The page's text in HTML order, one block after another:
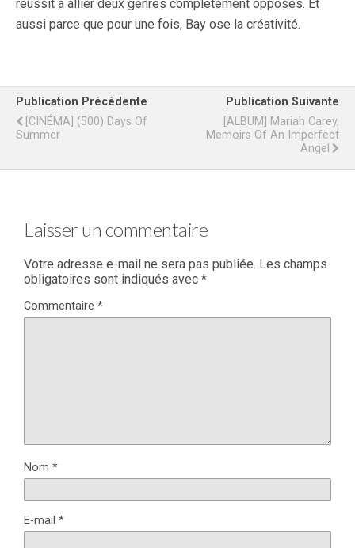
réussit à allier deux genres complètement opposés. Et
aussi parce que pour une fois, Bay ose la créativité.
Publication Précédente
[CINÉMA] (500) Days Of
Summer
Publication Suivante
[ALBUM] Mariah Carey,
Memoirs Of An Imperfect
Angel
Laisser un commentaire
Votre adresse e-mail ne sera pas publiée. Les champs
obligatoires sont indiqués avec *
Commentaire *
Nom *
E-mail *